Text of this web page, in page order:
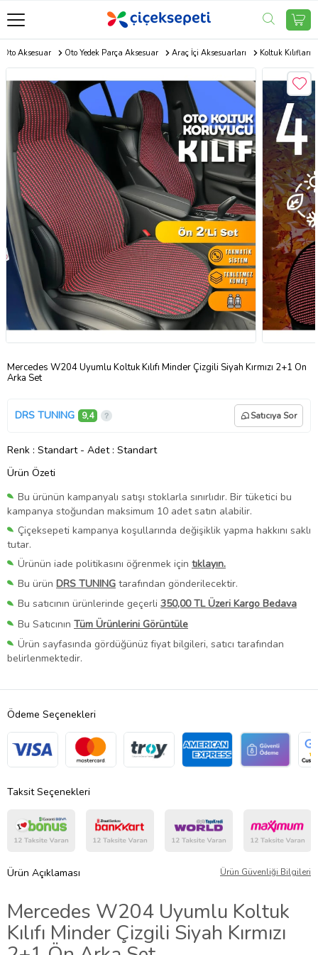
Oto Aksesuar Oto Yedek Parça Aksesuar Araç İçi Aksesuarları Koltuk Kılıfları
Mercedes W204 Uyumlu Koltuk Kılıfı Minder Çizgili Siyah Kırmızı 2+1 Ön
Arka Set
DRS TUNING 9,4 Satıcıya Sor
Renk : Standart- Adet : Standart
Ürün Özeti
Bu ürünün kampanyalı satışı stoklarla sınırlıdır. Bir tüketici bu
kampanya stoğundan maksimum 10 adet satın alabilir.
Çiçeksepeti kampanya koşullarında değişiklik yapma hakkını saklı
tutar.
Ürünün iade politikasını öğrenmek için tıklayın.
Bu ürün DRS TUNING tarafından gönderilecektir.
Bu satıcının ürünlerinde geçerli 350,00 TL Üzeri Kargo Bedava
Bu Satıcının Tüm Ürünlerini Görüntüle
Ürün sayfasında gördüğünüz fiyat bilgileri, satıcı tarafından
belirlenmektedir.
Ödeme Seçenekleri
Taksit Seçenekleri
Ürün Açıklaması Ürün Güvenliği Bilgileri
Mercedes W204 Uyumlu Koltuk
Kılıfı Minder Çizgili Siyah Kırmızı